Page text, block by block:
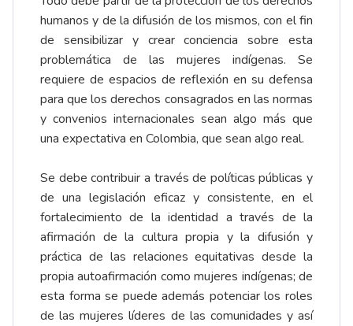
humanos y de la difusión de los mismos, con el fin
de sensibilizar y crear conciencia sobre esta
problemática de las mujeres indígenas. Se
requiere de espacios de reflexión en su defensa
para que los derechos consagrados en las normas
y convenios internacionales sean algo más que
una expectativa en Colombia, que sean algo real.
Se debe contribuir a través de políticas públicas y
de una legislación eficaz y consistente, en el
fortalecimiento de la identidad a través de la
afirmación de la cultura propia y la difusión y
práctica de las relaciones equitativas desde la
propia autoafirmación como mujeres indígenas; de
esta forma se puede además potenciar los roles
de las mujeres líderes de las comunidades y así